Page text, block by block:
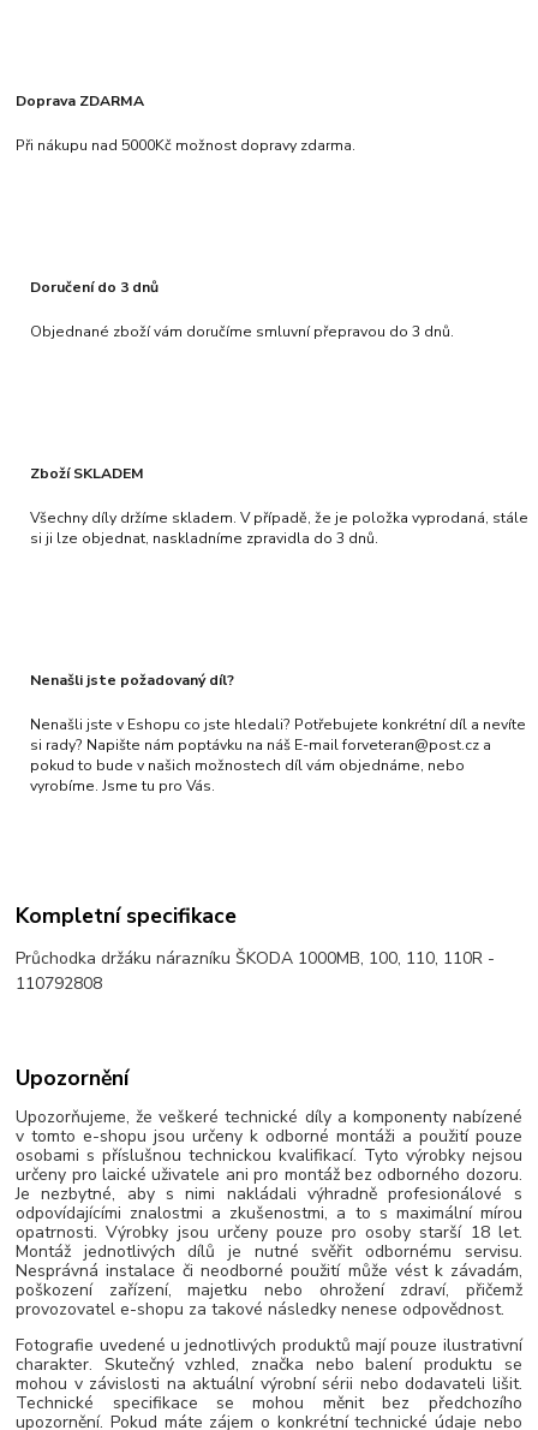
Doprava ZDARMA
Při nákupu nad 5000Kč možnost dopravy zdarma.
Doručení do 3 dnů
Objednané zboží vám doručíme smluvní přepravou do 3 dnů.
Zboží SKLADEM
Všechny díly držíme skladem. V případě, že je položka vyprodaná, stále
si ji lze objednat, naskladníme zpravidla do 3 dnů.
Nenašli jste požadovaný díl?
Nenašli jste v Eshopu co jste hledali? Potřebujete konkrétní díl a nevíte
si rady? Napište nám poptávku na náš E-mail forveteran@post.cz a
pokud to bude v našich možnostech díl vám objednáme, nebo
vyrobíme. Jsme tu pro Vás.
Kompletní specifikace
Průchodka držáku nárazníku ŠKODA 1000MB, 100, 110, 110R -
110792808
Upozornění
Upozorňujeme, že veškeré technické díly a komponenty nabízené
v tomto e-shopu jsou určeny k odborné montáži a použití pouze
osobami s příslušnou technickou kvalifikací. Tyto výrobky nejsou
určeny pro laické uživatele ani pro montáž bez odborného dozoru.
Je nezbytné, aby s nimi nakládali výhradně profesionálové s
odpovídajícími znalostmi a zkušenostmi, a to s maximální mírou
opatrnosti. Výrobky jsou určeny pouze pro osoby starší 18 let.
Montáž jednotlivých dílů je nutné svěřit odbornému servisu.
Nesprávná instalace či neodborné použití může vést k závadám,
poškození zařízení, majetku nebo ohrožení zdraví, přičemž
provozovatel e-shopu za takové následky nenese odpovědnost.
Fotografie uvedené u jednotlivých produktů mají pouze ilustrativní
charakter. Skutečný vzhled, značka nebo balení produktu se
mohou v závislosti na aktuální výrobní sérii nebo dodavateli lišit.
Technické specifikace se mohou měnit bez předchozího
upozornění. Pokud máte zájem o konkrétní technické údaje nebo